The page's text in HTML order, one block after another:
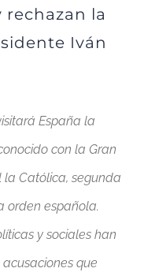
rechazan la
Iván
España la
con la Gran
la Católica, segunda
orden española.
y sociales han
que